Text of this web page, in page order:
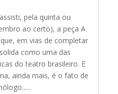
pela quinta ou
ao certo), a peça A
em vias de completar
como uma das
do teatro brasileiro. E
ainda mais, é o fato de